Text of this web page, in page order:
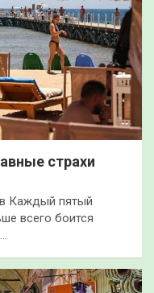
страхи
Каждый пятый
всего боится